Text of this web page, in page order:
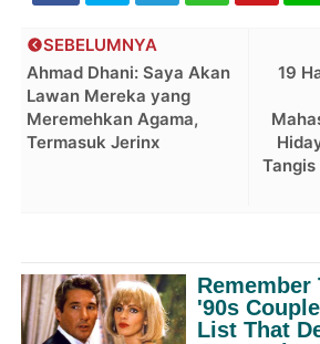
19
Tangis
SEBELUMNYA
Ahmad Dhani: Saya Akan
Lawan Mereka yang
Meremehkan Agama,
Termasuk Jerinx